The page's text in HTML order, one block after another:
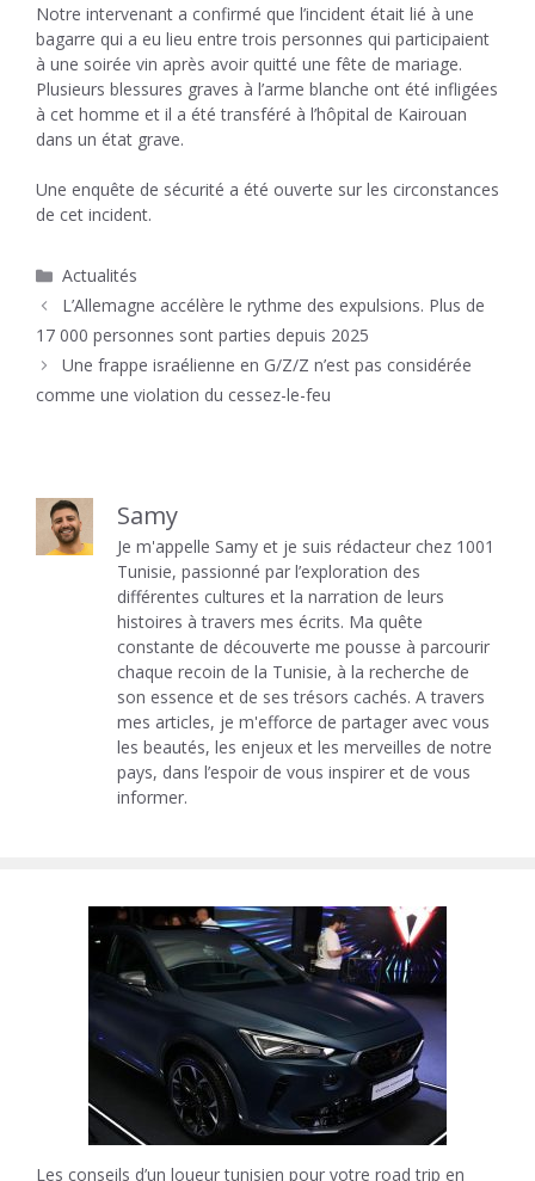
Notre intervenant a confirmé que l’incident était lié à une
bagarre qui a eu lieu entre trois personnes qui participaient
à une soirée vin après avoir quitté une fête de mariage.
Plusieurs blessures graves à l’arme blanche ont été infligées
à cet homme et il a été transféré à l’hôpital de Kairouan
dans un état grave.
Une enquête de sécurité a été ouverte sur les circonstances
de cet incident.
Catégories
Actualités
L’Allemagne accélère le rythme des expulsions. Plus de
17 000 personnes sont parties depuis 2025
Une frappe israélienne en G/Z/Z n’est pas considérée
comme une violation du cessez-le-feu
Samy
Je m'appelle Samy et je suis rédacteur chez 1001
Tunisie, passionné par l’exploration des
différentes cultures et la narration de leurs
histoires à travers mes écrits. Ma quête
constante de découverte me pousse à parcourir
chaque recoin de la Tunisie, à la recherche de
son essence et de ses trésors cachés. A travers
mes articles, je m'efforce de partager avec vous
les beautés, les enjeux et les merveilles de notre
pays, dans l’espoir de vous inspirer et de vous
informer.
Les conseils d’un loueur tunisien pour votre road trip en